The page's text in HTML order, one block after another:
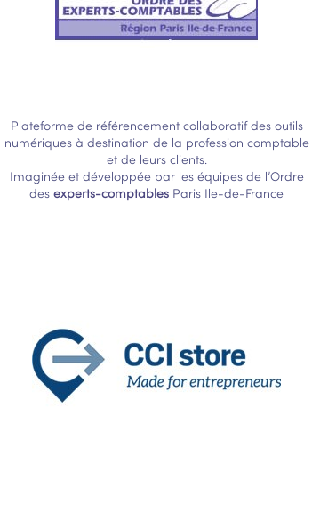
Plateforme de référencement collaboratif des outils
numériques à destination de la profession comptable
et de leurs clients.
Imaginée et développée par les équipes de l’Ordre
des experts-comptables Paris Ile-de-France